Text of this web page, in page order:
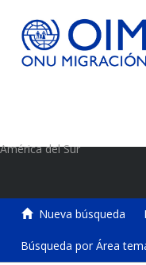
América del Sur
Nueva búsqueda
Búsqueda por Área